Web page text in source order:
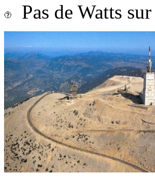
Pas de Watts